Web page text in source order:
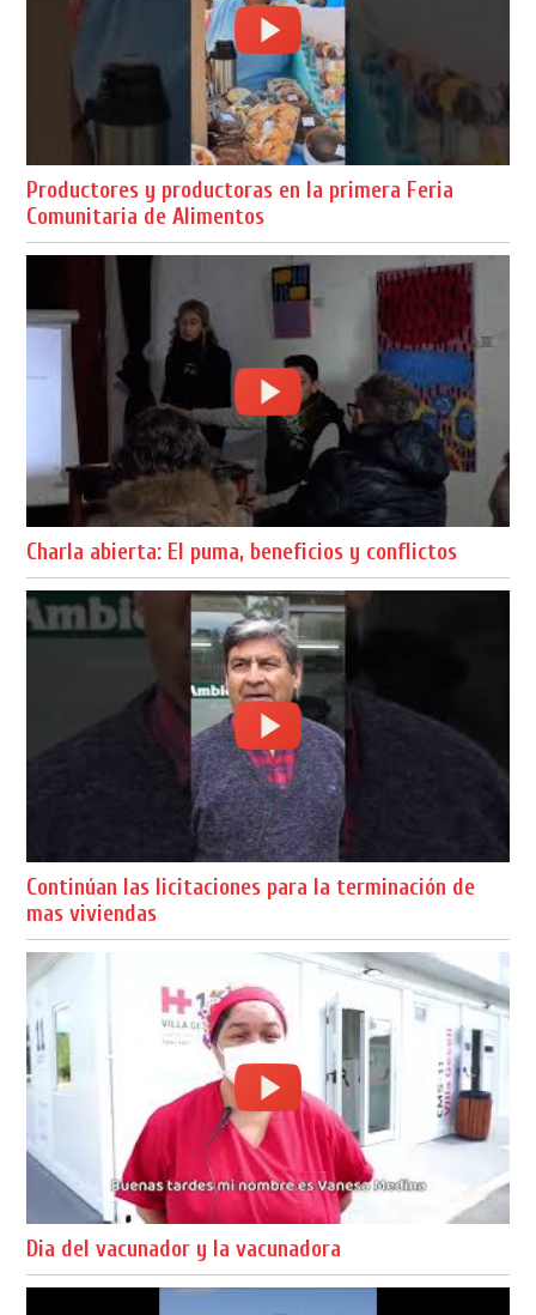
Productores y productoras en la primera Feria
Comunitaria de Alimentos
Charla abierta: El puma, beneficios y conflictos
Continúan las licitaciones para la terminación de
mas viviendas
Dia del vacunador y la vacunadora